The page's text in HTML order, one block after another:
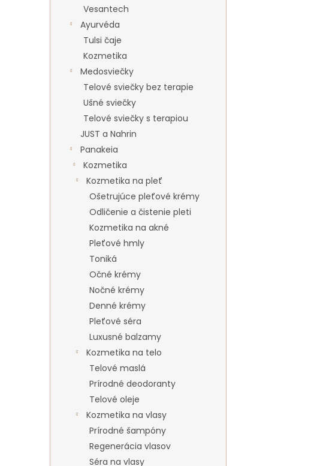
Vesantech
Ayurvéda
Tulsi čaje
Kozmetika
Medosviečky
Telové sviečky bez terapie
Ušné sviečky
Telové sviečky s terapiou
JUST a Nahrin
Panakeia
Kozmetika
Kozmetika na pleť
Ošetrujúce pleťové krémy
Odličenie a čistenie pleti
Kozmetika na akné
Pleťové hmly
Toniká
Očné krémy
Nočné krémy
Denné krémy
Pleťové séra
Luxusné balzamy
Kozmetika na telo
Telové maslá
Prírodné deodoranty
Telové oleje
Kozmetika na vlasy
Prírodné šampóny
Regenerácia vlasov
Séra na vlasy